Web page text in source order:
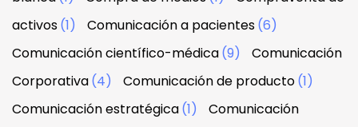
activos(1) Comunicación a pacientes(6)
Comunicación científico-médica(9)
Comunicación
Corporativa(4) Comunicación de producto(1)
Comunicación estratégica(1)
Comunicación